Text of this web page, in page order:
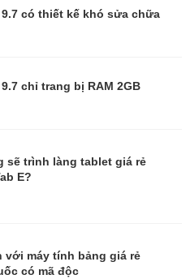
9.7 có thiết kế khó sửa chữa
chỉ trang bị RAM 2GB
sẽ trình làng tablet giá rẻ
E?
với máy tính bảng giá rẻ
có mã độc